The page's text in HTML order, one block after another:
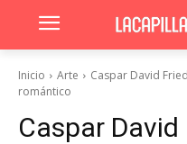
Inicio Arte
Caspar David
romántico
Caspar